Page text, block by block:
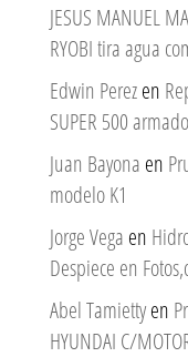
JESUS MANUEL
RYOBI tira agua
Edwin Perezen
SUPER 500
Juan Bayona en
modelo K1
Jorge Vega en
Despiece en
Abel Tamiettyen
HYUNDAI C/